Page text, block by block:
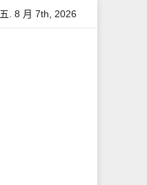
高效提升流量的完整教學
. 8 月 7th, 2026